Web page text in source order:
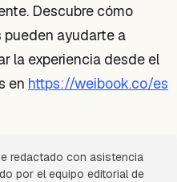
Descubre cómo
ayudarte a
la experiencia desde el
en https://weibook.co/es
redactado con asistencia
por el equipo editorial de